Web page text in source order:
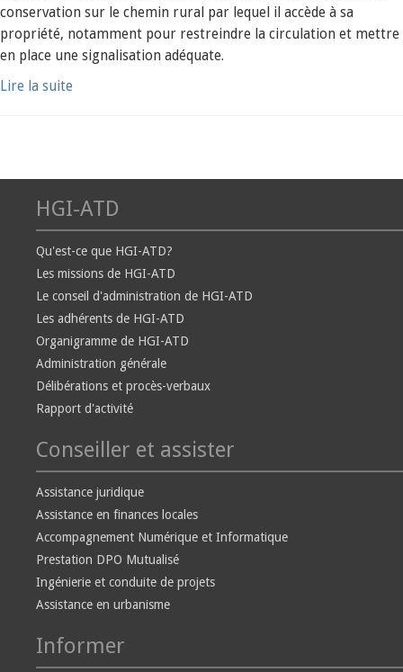
conservation sur le chemin rural par lequel il accède à sa
propriété, notamment pour restreindre la circulation et mettre
en place une signalisation adéquate.
Lire la suite
HGI-ATD
Qu'est-ce que HGI-ATD?
Les missions de HGI-ATD
Le conseil d'administration de HGI-ATD
Les adhérents de HGI-ATD
Organigramme de HGI-ATD
Administration générale
Délibérations et procès-verbaux
Rapport d'activité
Conseiller et assister
Assistance juridique
Assistance en finances locales
Accompagnement Numérique et Informatique
Prestation DPO Mutualisé
Ingénierie et conduite de projets
Assistance en urbanisme
Informer